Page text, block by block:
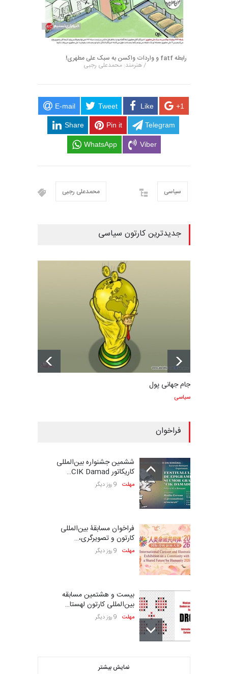
رابطه fatf و واردات واکسن به سبک علی مطهری!
/ هنرمند: محمدعلی رجبی
E-mail Tweet Like +1
Share Pin it Telegram
WhatsApp Viber
محمدعلی رجبی سیاسی
جدیدترین کارتون سیاسی
جام جهانی پول
سیاسی
فراخوان
ششمین جشنواره بین‌المللی
کاریکاتور CIK Damad…
مهلت 9 روز دیگر
فراخوان مسابقۀ بین‌المللی
کارتون و تصویرگری،…
مهلت 9 روز دیگر
بیست و هشتمین مسابقه
بین‌المللی کارتون لهستا…
مهلت 9 روز دیگر
کارتون «لبخند دریا»…
نمایش بیشتر